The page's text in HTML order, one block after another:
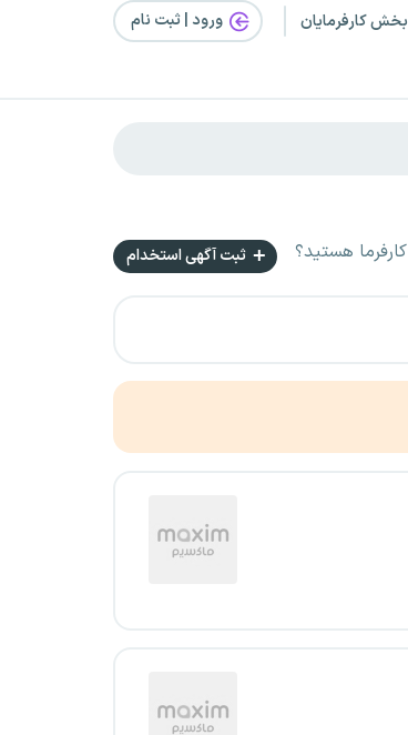
بخش کارفرمایان ورود | ثبت‌ نام
کارفرما هستید؟ ثبت آگهی استخدام